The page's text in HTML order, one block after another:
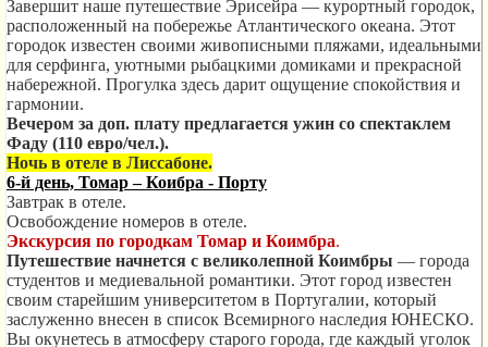
Завершит наше путешествие Эрисейра — курортный городок,
расположенный на побережье Атлантического океана. Этот
городок известен своими живописными пляжами, идеальными
для серфинга, уютными рыбацкими домиками и прекрасной
набережной. Прогулка здесь дарит ощущение спокойствия и
гармонии.
Вечером за доп. плату предлагается ужин со спектаклем
Фаду (110 евро/чел.).
Ночь в отеле в Лиссабоне.
6-й день, Томар – Коибра - Порту
Завтрак в отеле.
Освобождение номеров в отеле.
Экскурсия по городкам Томар и Коимбра.
Путешествие начнется с великолепной Коимбры — города
студентов и медиевальной романтики. Этот город известен
своим старейшим университетом в Португалии, который
заслуженно внесен в список Всемирного наследия ЮНЕСКО.
Вы окунетесь в атмосферу старого города, где каждый уголок